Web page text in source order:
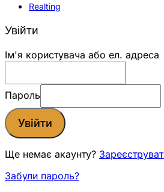
Realting
Увійти
Ім'я користувача або ел. адреса
Пароль
Увійти
Ще немає акаунту?
Забули пароль?